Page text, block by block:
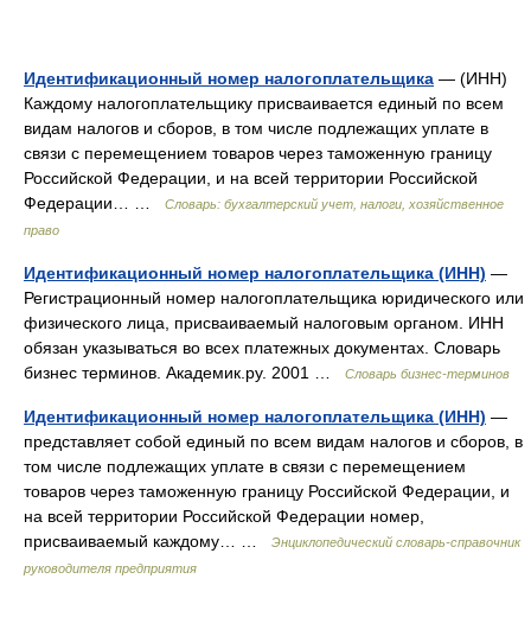
Идентификационный номер налогоплательщика — (ИНН)
Каждому налогоплательщику присваивается единый по всем
видам налогов и сборов, в том числе подлежащих уплате в
связи с перемещением товаров через таможенную границу
Российской Федерации, и на всей территории Российской
Федерации… …
Словарь: бухгалтерский учет, налоги, хозяйственное
право
Идентификационный номер налогоплательщика (ИНН) —
Регистрационный номер налогоплательщика юридического или
физического лица, присваиваемый налоговым органом. ИНН
обязан указываться во всех платежных документах. Словарь
бизнес терминов. Академик.ру. 2001 …
Словарь бизнес-терминов
Идентификационный номер налогоплательщика (ИНН) —
представляет собой единый по всем видам налогов и сборов, в
том числе подлежащих уплате в связи с перемещением
товаров через таможенную границу Российской Федерации, и
на всей территории Российской Федерации номер,
присваиваемый каждому… …
Энциклопедический словарь-справочник
руководителя предприятия